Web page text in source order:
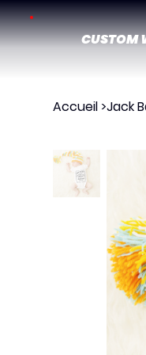
CUSTOM
Accueil>Jack